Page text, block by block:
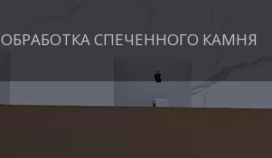
ОБРАБОТКА СПЕЧЕННОГО КАМНЯ